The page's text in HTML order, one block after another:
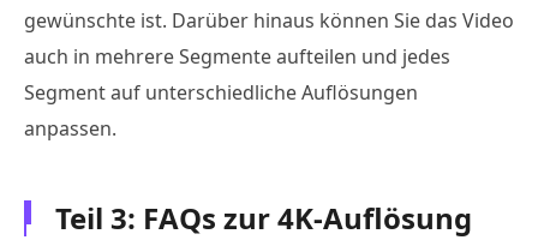
gewünschte ist. Darüber hinaus können Sie das Video
auch in mehrere Segmente aufteilen und jedes
Segment auf unterschiedliche Auflösungen
anpassen.
Teil 3: FAQs zur 4K-Auflösung